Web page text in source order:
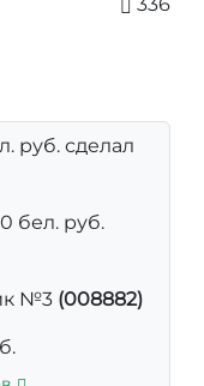
руб. сделал
бел. руб.
№3 (008882)